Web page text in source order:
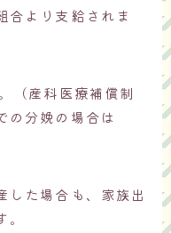
合より支給されま
（産科医療補償制
の分娩の場合は
した場合も、家族出